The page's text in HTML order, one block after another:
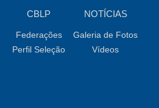
CBLP
Federações
Perfil Seleção
NOTÍCIAS
Galeria de Fotos
Vídeos